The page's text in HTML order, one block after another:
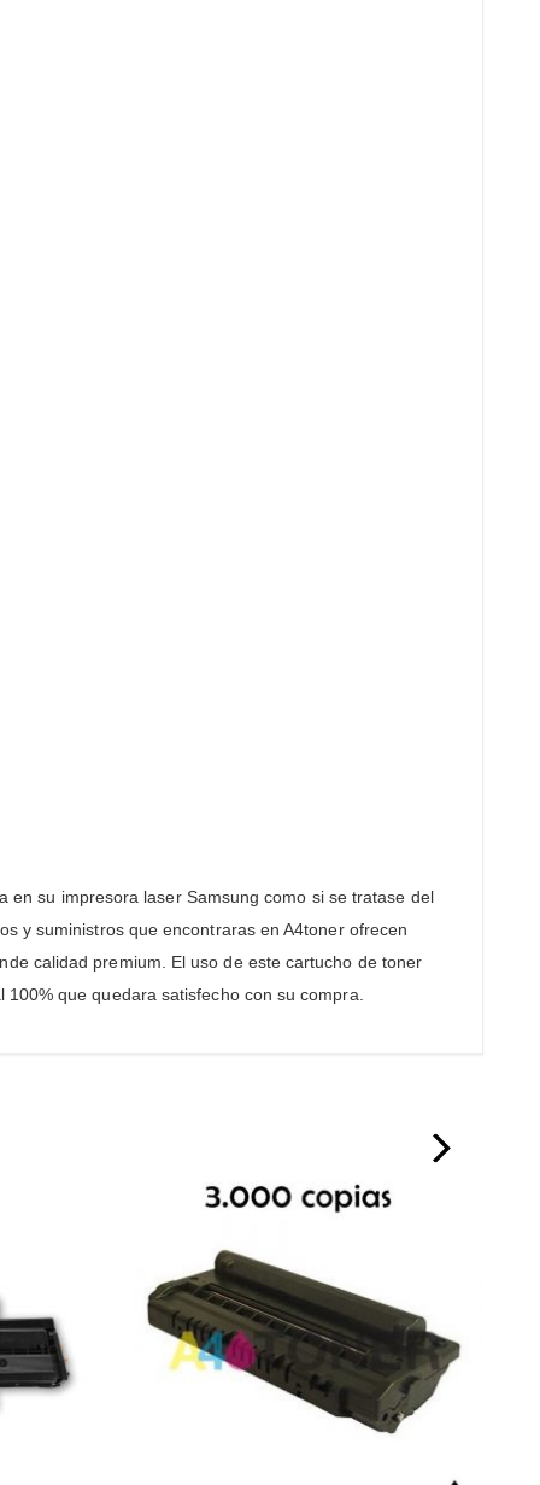
en su impresora laser Samsung como si se tratase del
y suministros que encontraras en A4toner ofrecen
calidad premium. El uso de este cartucho de toner
que quedara satisfecho con su compra.